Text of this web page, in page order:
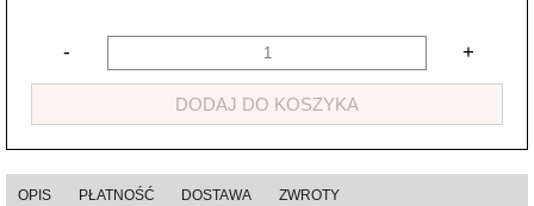
- +
DODAJ DO KOSZYKA
OPIS PŁATNOŚĆ DOSTAWA ZWROTY